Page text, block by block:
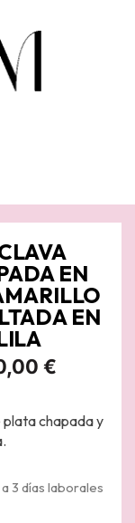
EN
EN
€
plata chapada y
3 días laborales